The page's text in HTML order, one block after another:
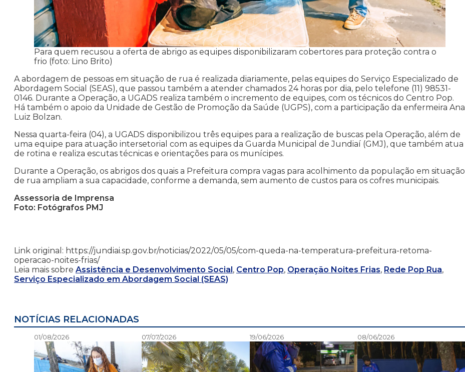
Para quem recusou a oferta de abrigo as equipes disponibilizaram cobertores para proteção contra o
frio (foto: Lino Brito)
A abordagem de pessoas em situação de rua é realizada diariamente, pelas equipes do Serviço Especializado de
Abordagem Social (SEAS), que passou também a atender chamados 24 horas por dia, pelo telefone (11) 98531-
0146. Durante a Operação, a UGADS realiza também o incremento de equipes, com os técnicos do Centro Pop.
Há também o apoio da Unidade de Gestão de Promoção da Saúde (UGPS), com a participação da enfermeira Ana
Luiz Bolzan.
Nessa quarta-feira (04), a UGADS disponibilizou três equipes para a realização de buscas pela Operação, além de
uma equipe para atuação intersetorial com as equipes da Guarda Municipal de Jundiaí (GMJ), que também atua
de rotina e realiza escutas técnicas e orientações para os munícipes.
Durante a Operação, os abrigos dos quais a Prefeitura compra vagas para acolhimento da população em situação
de rua ampliam a sua capacidade, conforme a demanda, sem aumento de custos para os cofres municipais.
Assessoria de Imprensa
Foto: Fotógrafos PMJ
Link original: https://jundiai.sp.gov.br/noticias/2022/05/05/com-queda-na-temperatura-prefeitura-retoma-
operacao-noites-frias/
Leia mais sobre Assistência e Desenvolvimento Social, Centro Pop, Operação Noites Frias, Rede Pop Rua,
Serviço Especializado em Abordagem Social (SEAS)
NOTÍCIAS RELACIONADAS
01/08/2026 07/07/2026 19/06/2026 08/06/2026